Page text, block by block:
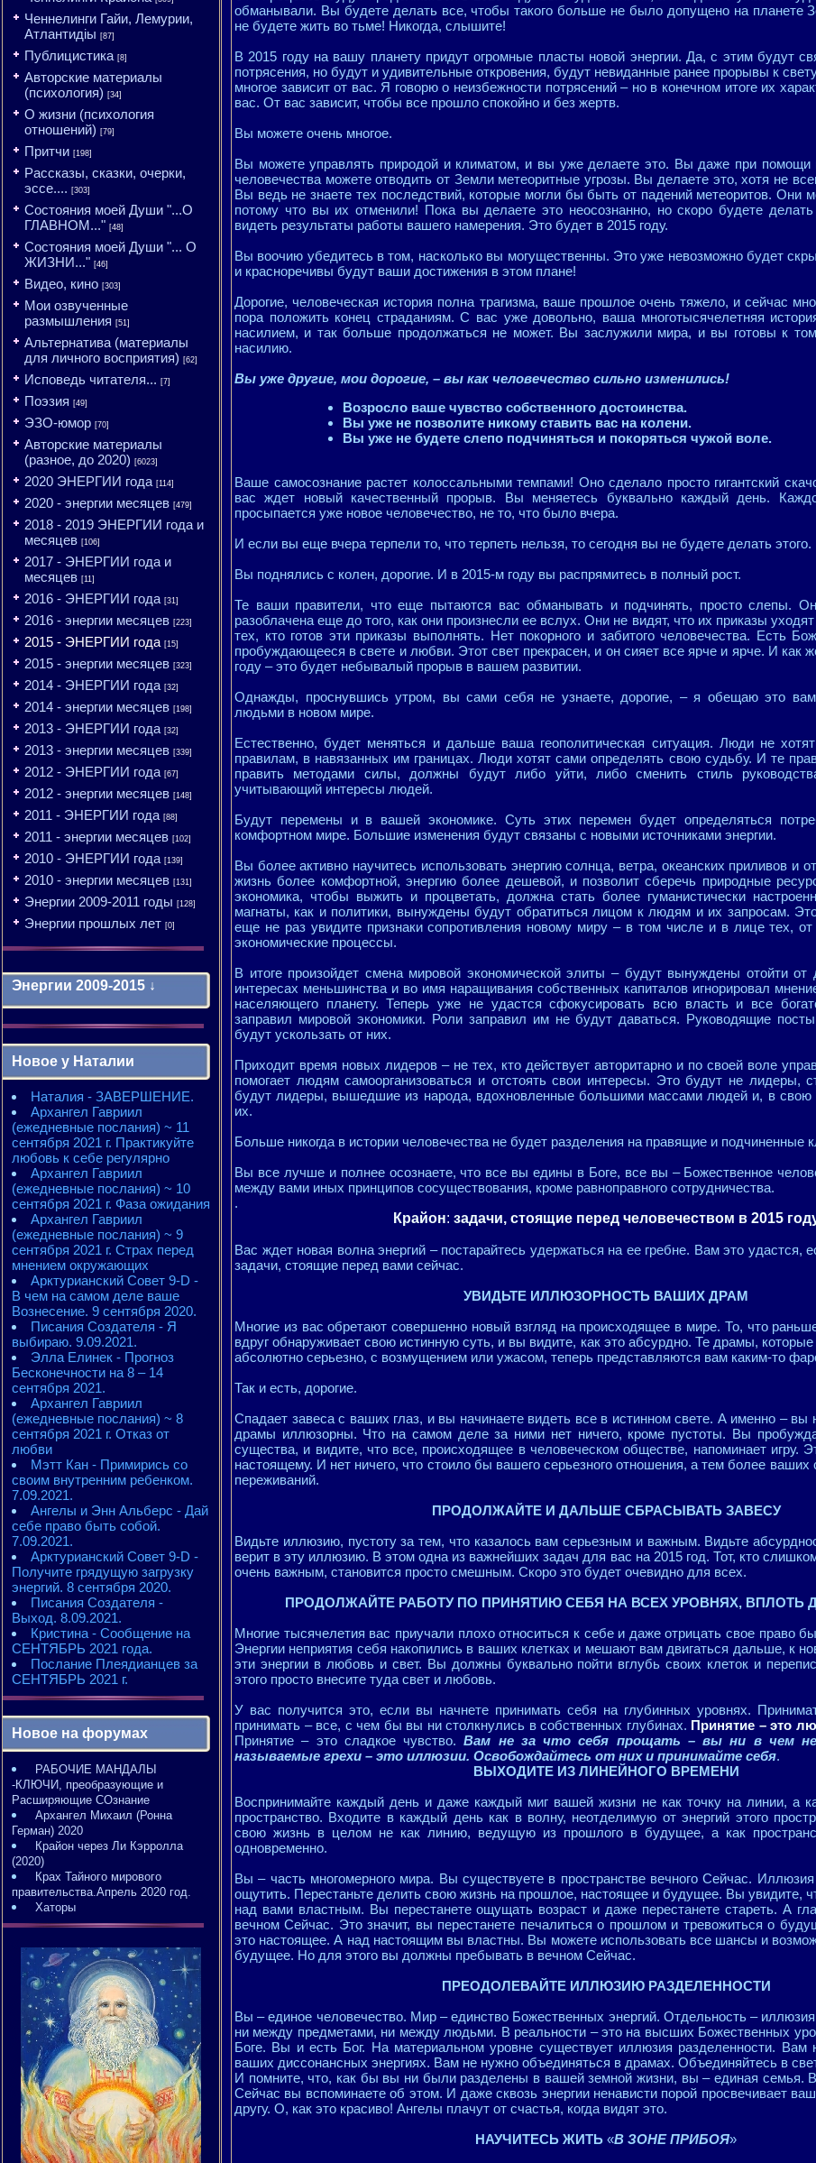
Ченнелинги Гайи, Лемурии,
Атлантидіы [87]
Публицистика [8]
Авторские материалы
(психология) [34]
О жизни (психология
отношений) [79]
Притчи [198]
Рассказы, сказки, очерки,
эссе.... [303]
Состояния моей Души "...О
ГЛАВНОМ..." [48]
Состояния моей Души "... О
ЖИЗНИ..." [46]
Видео, кино [303]
Мои озвученные
размышления [51]
Альтернатива (материалы
для личного восприятия) [62]
Исповедь читателя... [7]
Поэзия [49]
ЭЗО-юмор [70]
Авторские материалы
(разное, до 2020) [6023]
2020 ЭНЕРГИИ года [114]
2020 - энергии месяцев [479]
2018 - 2019 ЭНЕРГИИ года и
месяцев [106]
2017 - ЭНЕРГИИ года и
месяцев [11]
2016 - ЭНЕРГИИ года [31]
2016 - энергии месяцев [223]
2015 - ЭНЕРГИИ года [15]
2015 - энергии месяцев [323]
2014 - ЭНЕРГИИ года [32]
2014 - энергии месяцев [198]
2013 - ЭНЕРГИИ года [32]
2013 - энергии месяцев [339]
2012 - ЭНЕРГИИ года [67]
2012 - энергии месяцев [148]
2011 - ЭНЕРГИИ года [88]
2011 - энергии месяцев [102]
2010 - ЭНЕРГИИ года [139]
2010 - энергии месяцев [131]
Энергии 2009-2011 годы [128]
Энергии прошлых лет [0]
Энергии 2009-2015 ↓
2010 - энергии месяцев
2010 - ЭНЕРГИИ года
2011 - энергии месяцев
2011 - ЭНЕРГИИ года
2012 - энергии месяцев
2012 - ЭНЕРГИИ года
2013 - энергии месяцев
2013 - ЭНЕРГИИ года
2014 - энергии месяцев
2014 - ЭНЕРГИИ года
2015 - энергии месяцев
2015 - ЭНЕРГИИ года
Новое у Наталии
Наталия - ЗАВЕРШЕНИЕ.
Архангел Гавриил
(ежедневные послания) ~ 11
сентября 2021 г. Практикуйте
любовь к себе регулярно
Архангел Гавриил
(ежедневные послания) ~ 10
сентября 2021 г. Фаза ожидания
Архангел Гавриил
(ежедневные послания) ~ 9
сентября 2021 г. Страх перед
мнением окружающих
Арктурианский Совет 9-D -
В чем на самом деле ваше
Вознесение. 9 сентября 2020.
Писания Создателя - Я
выбираю. 9.09.2021.
Элла Елинек - Прогноз
Бесконечности на 8 – 14
сентября 2021.
Архангел Гавриил
(ежедневные послания) ~ 8
сентября 2021 г. Отказ от
любви
Мэтт Кан - Примирись со
своим внутренним ребенком.
7.09.2021.
Ангелы и Энн Альберс - Дай
себе право быть собой.
7.09.2021.
Арктурианский Совет 9-D -
Получите грядущую загрузку
энергий. 8 сентября 2020.
Писания Создателя -
Выход. 8.09.2021.
Кристина - Сообщение на
СЕНТЯБРЬ 2021 года.
Послание Плеядианцев за
СЕНТЯБРЬ 2021 г.
Новое на форумах
РАБОЧИЕ МАНДАЛЫ
-КЛЮЧИ, преобразующие и
Расширяющие СОзнание
Архангел Михаил (Ронна
Герман) 2020
Крайон через Ли Кэрролла
(2020)
Крах Тайного мирового
правительства.Апрель 2020 год.
Хаторы
обманывали. Вы будете делать все, чтобы такого больше не было допущено на планете
не будете жить во тьме! Никогда, слышите!
В 2015 году на вашу планету придут огромные пласты новой энергии. Да, с этим будут
потрясения, но будут и удивительные откровения, будут невиданные ранее прорывы к
многое зависит от вас. Я говорю о неизбежности потрясений – но в конечном итоге их
вас. От вас зависит, чтобы все прошло спокойно и без жертв.
Вы можете очень многое.
Вы можете управлять природой и климатом, и вы уже делаете это. Вы даже при помощи
человечества можете отводить от Земли метеоритные угрозы. Вы делаете это, хотя не
Вы ведь не знаете тех последствий, которые могли бы быть от падений метеоритов. Они
потому что вы их отменили! Пока вы делаете это неосознанно, но скоро будете
видеть результаты работы вашего намерения. Это будет в 2015 году.
Вы воочию убедитесь в том, насколько вы могущественны. Это уже невозможно будет
и красноречивы будут ваши достижения в этом плане!
Дорогие, человеческая история полна трагизма, ваше прошлое очень тяжело, и сейчас
пора положить конец страданиям. С вас уже довольно, ваша многотысячелетняя
насилием, и так больше продолжаться не может. Вы заслужили мира, и вы готовы к
насилию.
Вы уже другие, мои дорогие, – вы как человечество сильно изменились!
Возросло ваше чувство собственного достоинства.
Вы уже не позволите никому ставить вас на колени.
Вы уже не будете слепо подчиняться и покоряться чужой воле.
Ваше самосознание растет колоссальными темпами! Оно сделало просто гигантский
вас ждет новый качественный прорыв. Вы меняетесь буквально каждый день.
просыпается уже новое человечество, не то, что было вчера.
И если вы еще вчера терпели то, что терпеть нельзя, то сегодня вы не будете делать этого.
Вы поднялись с колен, дорогие. И в 2015-м году вы распрямитесь в полный рост.
Те ваши правители, что еще пытаются вас обманывать и подчинять, просто слепы.
разоблачена еще до того, как они произнесли ее вслух. Они не видят, что их приказы уходят
тех, кто готов эти приказы выполнять. Нет покорного и забитого человечества. Есть
пробуждающееся в свете и любви. Этот свет прекрасен, и он сияет все ярче и ярче. И как
году – это будет небывалый прорыв в вашем развитии.
Однажды, проснувшись утром, вы сами себя не узнаете, дорогие, – я обещаю это
людьми в новом мире.
Естественно, будет меняться и дальше ваша геополитическая ситуация. Люди не
правилам, в навязанных им границах. Люди хотят сами определять свою судьбу. И те
править методами силы, должны будут либо уйти, либо сменить стиль
учитывающий интересы людей.
Будут перемены и в вашей экономике. Суть этих перемен будет определяться
комфортном мире. Большие изменения будут связаны с новыми источниками энергии.
Вы более активно научитесь использовать энергию солнца, ветра, океанских приливов и
жизнь более комфортной, энергию более дешевой, и позволит сберечь природные
экономика, чтобы выжить и процветать, должна стать более гуманистически
магнаты, как и политики, вынуждены будут обратиться лицом к людям и их запросам.
еще не раз увидите признаки сопротивления новому миру – в том числе и в лице тех, от
экономические процессы.
В итоге произойдет смена мировой экономической элиты – будут вынуждены отойти от
интересах меньшинства и во имя наращивания собственных капиталов игнорировал
населяющего планету. Теперь уже не удастся сфокусировать всю власть и все
заправил мировой экономики. Роли заправил им не будут даваться. Руководящие
будут ускользать от них.
Приходит время новых лидеров – не тех, кто действует авторитарно и по своей воле
помогает людям самоорганизоваться и отстоять свои интересы. Это будут не лидеры,
будут лидеры, вышедшие из народа, вдохновленные большими массами людей и, в свою
их.
Больше никогда в истории человечества не будет разделения на правящие и подчиненные
Вы все лучше и полнее осознаете, что все вы едины в Боге, все вы – Божественное
между вами иных принципов сосуществования, кроме равноправного сотрудничества.
.
Крайон: задачи, стоящие перед человечеством в 2015
Вас ждет новая волна энергий – постарайтесь удержаться на ее гребне. Вам это удастся,
задачи, стоящие перед вами сейчас.
УВИДЬТЕ ИЛЛЮЗОРНОСТЬ ВАШИХ ДРАМ
Многие из вас обретают совершенно новый взгляд на происходящее в мире. То, что
вдруг обнаруживает свою истинную суть, и вы видите, как это абсурдно. Те драмы,
абсолютно серьезно, с возмущением или ужасом, теперь представляются вам каким-то
Так и есть, дорогие.
Спадает завеса с ваших глаз, и вы начинаете видеть все в истинном свете. А именно – вы
драмы иллюзорны. Что на самом деле за ними нет ничего, кроме пустоты. Вы
существа, и видите, что все, происходящее в человеческом обществе, напоминает игру.
настоящему. И нет ничего, что стоило бы вашего серьезного отношения, а тем более ваших
переживаний.
ПРОДОЛЖАЙТЕ И ДАЛЬШЕ СБРАСЫВАТЬ ЗАВЕСУ
Видьте иллюзию, пустоту за тем, что казалось вам серьезным и важным. Видьте
верит в эту иллюзию. В этом одна из важнейших задач для вас на 2015 год. Тот, кто
очень важным, становится просто смешным. Скоро это будет очевидно для всех.
ПРОДОЛЖАЙТЕ РАБОТУ ПО ПРИНЯТИЮ СЕБЯ НА ВСЕХ УРОВНЯХ, ВПЛОТЬ
Многие тысячелетия вас приучали плохо относиться к себе и даже отрицать свое право
Энергии неприятия себя накопились в ваших клетках и мешают вам двигаться дальше, к
эти энергии в любовь и свет. Вы должны буквально пойти вглубь своих клеток и
этого просто внесите туда свет и любовь.
У вас получится это, если вы начнете принимать себя на глубинных уровнях.
принимать – все, с чем бы вы ни столкнулись в собственных глубинах. Принятие – это
Принятие – это сладкое чувство.Вам не за что себя прощать – вы ни в чем
называемые грехи – это иллюзии. Освобождайтесь от них и принимайте себя.
ВЫХОДИТЕ ИЗ ЛИНЕЙНОГО ВРЕМЕНИ
Воспринимайте каждый день и даже каждый миг вашей жизни не как точку на линии, а
пространство. Входите в каждый день как в волну, неотделимую от энергий этого
свою жизнь в целом не как линию, ведущую из прошлого в будущее, а как
одновременно.
Вы – часть многомерного мира. Вы существуете в пространстве вечного Сейчас.
ощутить. Перестаньте делить свою жизнь на прошлое, настоящее и будущее. Вы увидите,
над вами властным. Вы перестанете ощущать возраст и даже перестанете стареть. А
вечном Сейчас. Это значит, вы перестанете печалиться о прошлом и тревожиться о
это настоящее. А над настоящим вы властны. Вы можете использовать все шансы и
будущее. Но для этого вы должны пребывать в вечном Сейчас.
ПРЕОДОЛЕВАЙТЕ ИЛЛЮЗИЮ РАЗДЕЛЕННОСТИ
Вы – единое человечество. Мир – единство Божественных энергий. Отдельность –
ни между предметами, ни между людьми. В реальности – это на высших Божественных
Боге. Вы и есть Бог. На материальном уровне существует иллюзия разделенности. Вам
ваших диссонансных энергиях. Вам не нужно объединяться в драмах. Объединяйтесь в
И помните, что, как бы вы ни были разделены в вашей земной жизни, вы – единая семья.
Сейчас вы вспоминаете об этом. И даже сквозь энергии ненависти порой просвечивает
другу. О, как это красиво! Ангелы плачут от счастья, когда видят это.
НАУЧИТЕСЬ ЖИТЬ «В ЗОНЕ ПРИБОЯ»